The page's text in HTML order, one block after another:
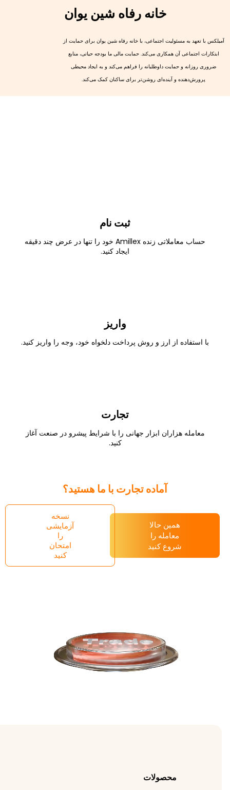
خانه رفاه شین یوان
با تعهد به مسئولیت اجتماعی، با خانه رفاه شین یوان برای حمایت از
ابتکارات اجتماعی آن همکاری می‌کند. حمایت مالی ما بودجه حیاتی، منابع
ضروری روزانه و حمایت داوطلبانه را فراهم می‌کند و به ایجاد محیطی
پرورش‌دهنده و آینده‌ای روشن‌تر برای ساکنان کمک می‌کند.
ثبت نام
حساب معاملاتی زنده Amillex خود را تنها در عرض چند دقیقه
ایجاد کنید.
واریز
با استفاده از ارز و روش پرداخت دلخواه خود، وجه را واریز کنید.
تجارت
معامله هزاران ابزار جهانی را با شرایط پیشرو در صنعت آغاز
کنید.
آماده تجارت با ما هستید؟
همین حالا
معامله را
شروع کنید
نسخه
آزمایشی
امتحان
کنید
محصولات